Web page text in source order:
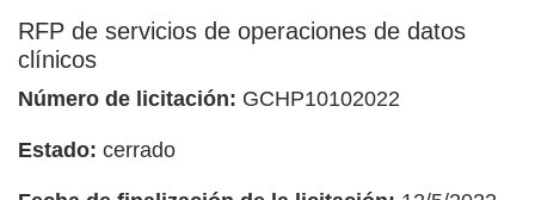
RFP de servicios de operaciones de datos
clínicos
Número de licitación: GCHP10102022
Estado: cerrado